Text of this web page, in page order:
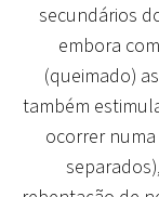
secundários
embora
(queimado)
também
ocorrer